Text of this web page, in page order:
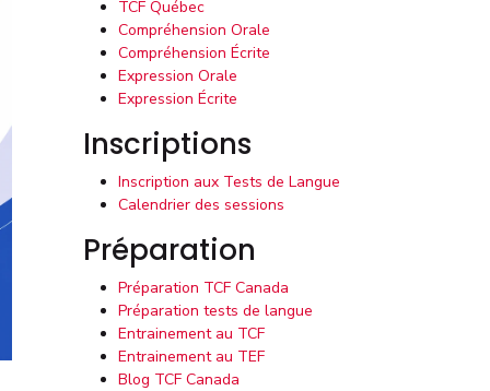
TCF Québec
Compréhension Orale
Compréhension Écrite
Expression Orale
Expression Écrite
Inscriptions
Inscription aux Tests de Langue
Calendrier des sessions
Préparation
Préparation TCF Canada
Préparation tests de langue
Entrainement au TCF
Entrainement au TEF
Blog TCF Canada